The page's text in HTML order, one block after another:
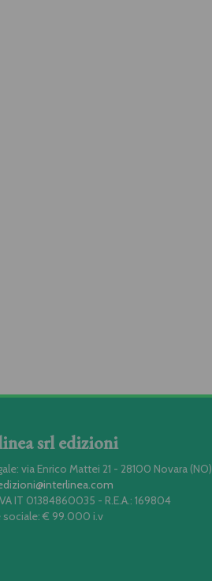
srl edizioni
via Enrico Mattei 21 - 28100 Novara (NO)
IT 01384860035 - R.E.A.: 169804
sociale: € 99.000 i.v